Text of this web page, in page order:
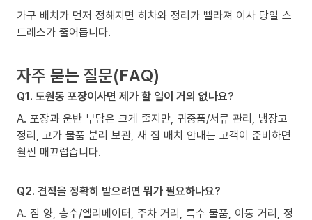
가구 배치가 먼저 정해지면 하차와 정리가 빨라져 이사 당일 스
트레스가 줄어듭니다.
자주 묻는 질문(FAQ)
Q1. 도원동 포장이사면 제가 할 일이 거의 없나요?
A. 포장과 운반 부담은 크게 줄지만, 귀중품/서류 관리, 냉장고
정리, 고가 물품 분리 보관, 새 집 배치 안내는 고객이 준비하면
훨씬 매끄럽습니다.
Q2. 견적을 정확히 받으려면 뭐가 필요하나요?
A. 짐 양, 층수/엘리베이터, 주차 거리, 특수 물품, 이동 거리, 정